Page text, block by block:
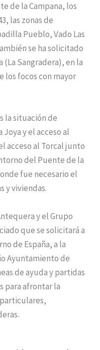
de la Campana, los
las zonas de
Pueblo, Vado Las
se ha solicitado
Sangradera), en la
los focos con mayor
la situación de
Joya y el acceso al
acceso al Torcal junto
del Puente de la
fue necesario el
y viviendas.
y el Grupo
que se solicitará a
de España, a la
Ayuntamiento de
de ayuda y partidas
para afrontar la